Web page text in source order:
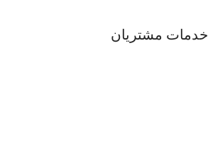
خدمات مشتریان